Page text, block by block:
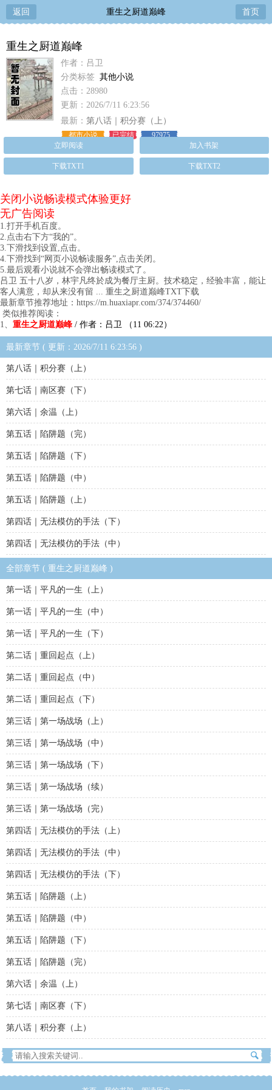
返回 重生之厨道巅峰 首页
重生之厨道巅峰
作者：吕卫
分类标签 其他小说
点击：28980
更新：2026/7/11 6:23:56
最新： 第八话｜积分赛（上）
都市小说 已完结
97975
立即阅读
加入书架
下载TXT1 下载TXT2
关闭小说畅读模式体验更好
无广告阅读
1.打开手机百度。
2.点击右下方“我的”。
3.下滑找到设置,点击。
4.下滑找到“网页小说畅读服务”,点击关闭。
5.最后观看小说就不会弹出畅读模式了。
吕卫 五十八岁，林宇凡终於成为餐厅主厨。技术稳定，经验丰富，能让
客人满意，却从来没有留 ... 重生之厨道巅峰TXT下载
最新章节推荐地址：https://m.huaxiapr.com/374/374460/
类似推荐阅读：
1、 重生之厨道巅峰 / 作者：吕卫 （11 06:22）
最新章节 ( 更新：2026/7/11 6:23:56 )
第八话｜积分赛（上）
第七话｜南区赛（下）
第六话｜余温（上）
第五话｜陷阱题（完）
第五话｜陷阱题（下）
第五话｜陷阱题（中）
第五话｜陷阱题（上）
第四话｜无法模仿的手法（下）
第四话｜无法模仿的手法（中）
全部章节 ( 重生之厨道巅峰 )
第一话｜平凡的一生（上）
第一话｜平凡的一生（中）
第一话｜平凡的一生（下）
第二话｜重回起点（上）
第二话｜重回起点（中）
第二话｜重回起点（下）
第三话｜第一场战场（上）
第三话｜第一场战场（中）
第三话｜第一场战场（下）
第三话｜第一场战场（续）
第三话｜第一场战场（完）
第四话｜无法模仿的手法（上）
第四话｜无法模仿的手法（中）
第四话｜无法模仿的手法（下）
第五话｜陷阱题（上）
第五话｜陷阱题（中）
第五话｜陷阱题（下）
第五话｜陷阱题（完）
第六话｜余温（上）
第七话｜南区赛（下）
第八话｜积分赛（上）